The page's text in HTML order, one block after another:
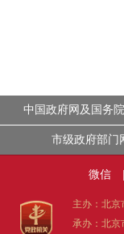
中国政府网及国务
市级政府部门
微信
主办：北京
承办：北京